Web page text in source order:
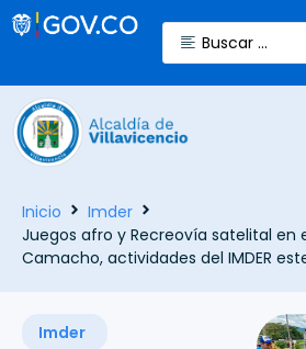
Inicio
Imder
Juegos afro y Recreovía satelital en
Camacho, actividades del IMDER
Imder